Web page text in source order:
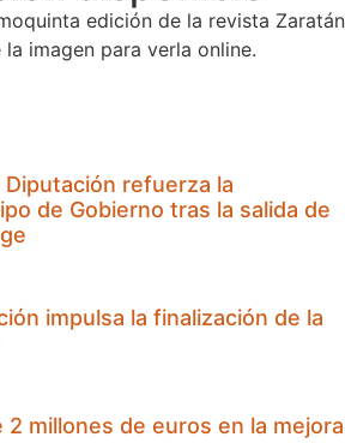
edición de la revista Zaratán
imagen para verla online.
refuerza la
de Gobierno tras la salida de
impulsa la finalización de la
millones de euros en la mejora